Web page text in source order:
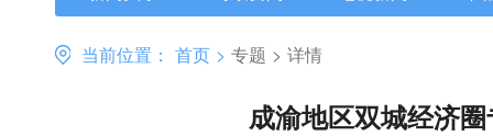
当前位置： 首页 > 专题 > 详情
成渝地区双城经济